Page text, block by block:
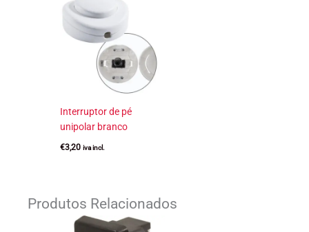
Interruptor de pé
unipolar branco
€3,20 iva incl.
Produtos Relacionados